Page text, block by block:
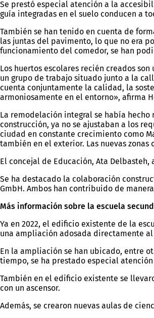
Se prestó especial atención a la
guía integradas en el suelo conducen a
También se han tenido en cuenta de
las juntas del pavimento, lo que no era
funcionamiento del comedor, se han
Los huertos escolares recién creados
un grupo de trabajo situado junto a la
cuenta conjuntamente la calidad, la
armoniosamente en el entorno», afirma
La remodelación integral se había
construcción, ya no se ajustaban a los
ciudad en constante crecimiento como
también en el exterior. Las nuevas
El concejal de Educación, Ata
Se ha destacado la colaboración
GmbH. Ambos han contribuido de
Más información sobre la escuela
Ya en 2022, el edificio existente de la
una ampliación adosada directamente
En la ampliación se han ubicado, entre
tiempo, se ha prestado especial
También en el edificio existente se
con un ascensor.
Además, se crearon nuevas aulas de